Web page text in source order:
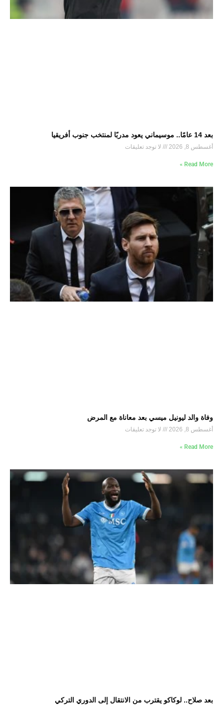
بعد 14 عامًا.. موسيماني يعود مدربًا لمنتخب جنوب أفريقيا
أغسطس 8, 2026 لا توجد تعليقات
Read More »
وفاة والد ليونيل ميسي بعد معاناة مع المرض
أغسطس 8, 2026 لا توجد تعليقات
Read More »
بعد صلاح.. لوكاكو يقترب من الانتقال إلى الدوري التركي